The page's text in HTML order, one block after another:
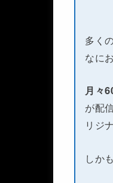
多く
なに
月々
が配
リジ
しか